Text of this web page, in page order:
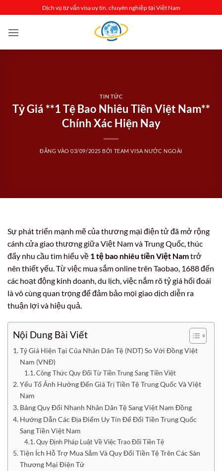
qua
nội
Dịch vụ tư vấn visa uy tín, chuyên nghiệp tại Việt Nam
TIN TỨC
Tỷ Giá **1 Tệ Bao Nhiêu Tiền Việt Nam**
Chính Xác Hiện Nay
ĐĂNG VÀO03/09/2025 BỞI TEAM VISA NƯỚC NGOÀI
Sự phát triển mạnh mẽ của thương mại điện tử đã mở rộng
cánh cửa giao thương giữa Việt Nam và Trung Quốc, thúc
đẩy nhu cầu tìm hiểu về 1 tệ bao nhiêu tiền Việt Namtrở
nên thiết yếu. Từ việc mua sắm online trên Taobao, 1688 đến
các hoạt động kinh doanh, du lịch, việc nắm rõ tỷ giá hối đoái
là vô cùng quan trọng để đảm bảo mọi giao dịch diễn ra
thuận lợi và hiệu quả.
Nội Dung Bài Viết
Tỷ Giá Hiện Tại Của Nhân Dân Tệ (NDT) So Với Đồng Việt
Nam (VNĐ)
Công Thức Quy Đổi Từ Tiền Trung Sang Tiền Việt
Yếu Tố Ảnh Hưởng Đến Giá Trị Tiền Tệ Trung Quốc Và Việt
Nam
Bảng Quy Đổi Nhanh Nhân Dân Tệ Sang Việt Nam Đồng
Hướng Dẫn Các Địa Điểm Uy Tín Để Đổi Tiền Trung Quốc
Sang Tiền Việt Nam
Quy Định Pháp Luật Về Việc Trao Đổi Tiền Tệ
Tiện Ích Hỗ Trợ Mua Sắm Và Quy Đổi Tiền Tệ Trên Các Sàn
Thương Mại Điện Tử